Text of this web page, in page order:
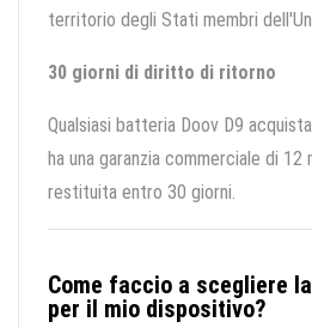
territorio degli Stati membri
30 giorni di diritto di ritorno
Qualsiasi batteria Doov D9
ha una garanzia commerciale di 12
restituita entro 30 giorni.
Come faccio a scegliere
per il mio dispositivo?